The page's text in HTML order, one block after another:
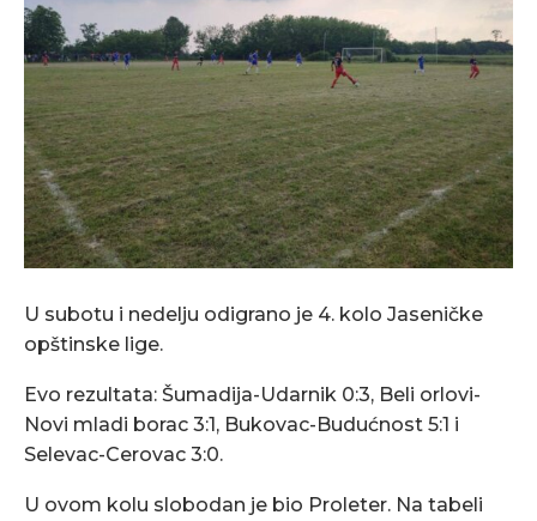
U subotu i nedelju odigrano je 4. kolo Jaseničke
opštinske lige.
Evo rezultata: Šumadija-Udarnik 0:3, Beli orlovi-
Novi mladi borac 3:1, Bukovac-Budućnost 5:1 i
Selevac-Cerovac 3:0.
U ovom kolu slobodan je bio Proleter. Na tabeli